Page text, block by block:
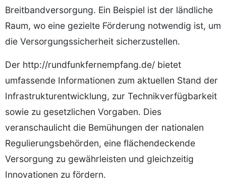
Breitbandversorgung. Ein Beispiel ist der ländliche
Raum, wo eine gezielte Förderung notwendig ist, um
die Versorgungssicherheit sicherzustellen.
Der http://rundfunkfernempfang.de/ bietet
umfassende Informationen zum aktuellen Stand der
Infrastrukturentwicklung, zur Technikverfügbarkeit
sowie zu gesetzlichen Vorgaben. Dies
veranschaulicht die Bemühungen der nationalen
Regulierungsbehörden, eine flächendeckende
Versorgung zu gewährleisten und gleichzeitig
Innovationen zu fördern.